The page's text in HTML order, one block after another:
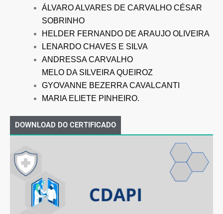
ÁLVARO ALVARES DE CARVALHO CÉSAR
SOBRINHO
HELDER FERNANDO DE ARAUJO OLIVEIRA
LENARDO CHAVES E SILVA
ANDRESSA CARVALHO
MELO DA SILVEIRA QUEIROZ
GYOVANNE BEZERRA CAVALCANTI
MARIA ELIETE PINHEIRO.
DOWNLOAD DO CERTIFICADO